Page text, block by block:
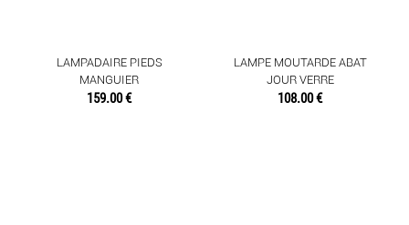
LAMPADAIRE PIEDS
MANGUIER
159.00 €
LAMPE MOUTARDE ABAT
JOUR VERRE
108.00 €